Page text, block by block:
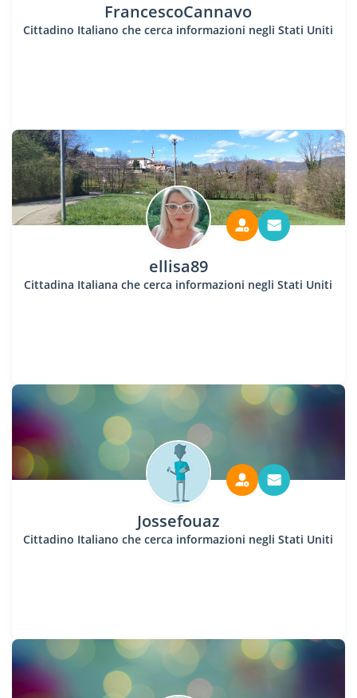
FrancescoCannavo
Cittadino Italiano che cerca informazioni negli Stati Uniti
ellisa89
Cittadina Italiana che cerca informazioni negli Stati Uniti
Jossefouaz
Cittadino Italiano che cerca informazioni negli Stati Uniti